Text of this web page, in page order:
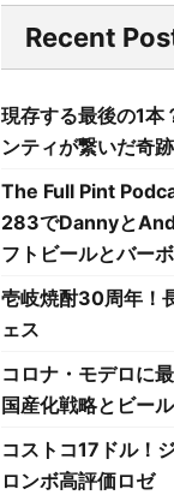
Recent
現存する最後の1
ンティが繋いだ奇
The Full Pint
283でDannyと
フトビールとバー
壱岐焼酎30周年！
ェス
コロナ・モデロに
国産化戦略とビー
コストコ17ドル！
ロンボ高評価ロゼ